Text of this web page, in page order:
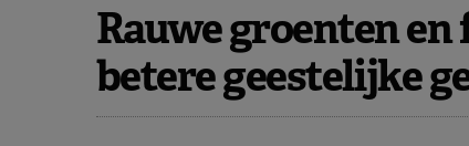
Rauwe groenten
betere geestelijke